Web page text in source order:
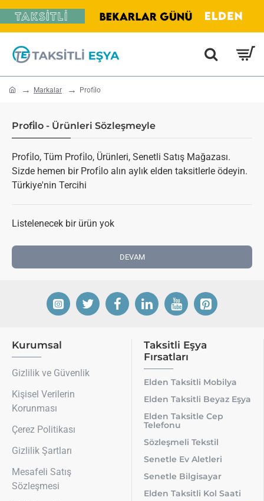
home Markalar Profi̇lo
Profi̇lo - Ürünleri Sözleşmeyle
Profi̇lo, Tüm Profi̇lo, Ürünleri, Senetli Satış Mağazası.
Sizde hemen bir Profi̇lo alın aylık elden taksitlerle ödeyin.
Türkiye'nin Tercihi
Listelenecek bir ürün yok
DEVAM
Kurumsal
Gizlilik ve Güvenlik
Kişisel Verilerin
Korunması
Çerez Politikası
Gizlilik Şartları
Mesafeli Satış
Sözleşmesi
Taksitli Eşya
Fırsatları
Elden Taksitli Mobilya
Elden Taksitli Beyaz Eşya
Elden Taksitle Cep
Telefonu
Sözleşmeli Tekstil
Senetle Ev Aletleri
Senetle Bilgisayar
Elden Taksitli Kol Saati